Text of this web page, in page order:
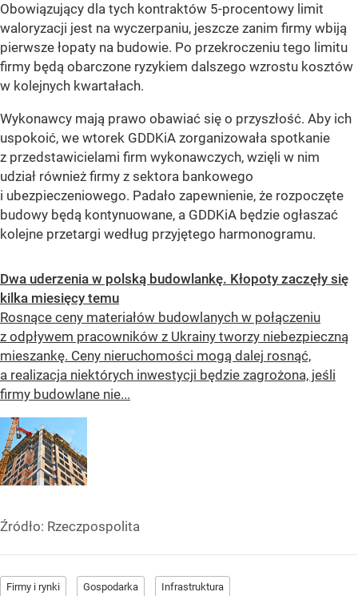
Obowiązujący dla tych kontraktów 5-procentowy limit
waloryzacji jest na wyczerpaniu, jeszcze zanim firmy wbiją
pierwsze łopaty na budowie. Po przekroczeniu tego limitu
firmy będą obarczone ryzykiem dalszego wzrostu kosztów
w kolejnych kwartałach.
Wykonawcy mają prawo obawiać się o przyszłość. Aby ich
uspokoić, we wtorek GDDKiA zorganizowała spotkanie
z przedstawicielami firm wykonawczych, wzięli w nim
udział również firmy z sektora bankowego
i ubezpieczeniowego. Padało zapewnienie, że rozpoczęte
budowy będą kontynuowane, a GDDKiA będzie ogłaszać
kolejne przetargi według przyjętego harmonogramu.
Dwa uderzenia w polską budowlankę. Kłopoty zaczęły się
kilka miesięcy temu
Rosnące ceny materiałów budowlanych w połączeniu
z odpływem pracowników z Ukrainy tworzy niebezpieczną
mieszankę. Ceny nieruchomości mogą dalej rosnąć,
a realizacja niektórych inwestycji będzie zagrożona, jeśli
firmy budowlane nie...
Źródło: Rzeczpospolita
Firmy i rynki Gospodarka Infrastruktura